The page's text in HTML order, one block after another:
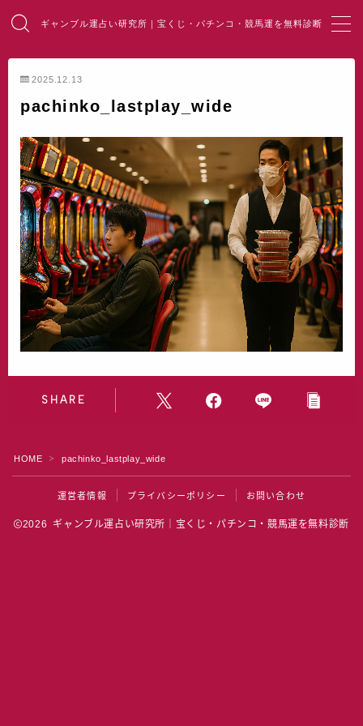
ギャンブル運占い研究所｜宝くじ・パチンコ・競馬運を無料診断
MENU
HOME
総合占い
宝くじ占い
パチンコ占い
競馬・麻雀占い
開運・風水
2025.12.13
pachinko_lastplay_wide
SHARE
HOME ＞ pachinko_lastplay_wide
運営者情報 プライバシーポリシー お問い合わせ
2026 ギャンブル運占い研究所｜宝くじ・パチンコ・競馬運を無料診断